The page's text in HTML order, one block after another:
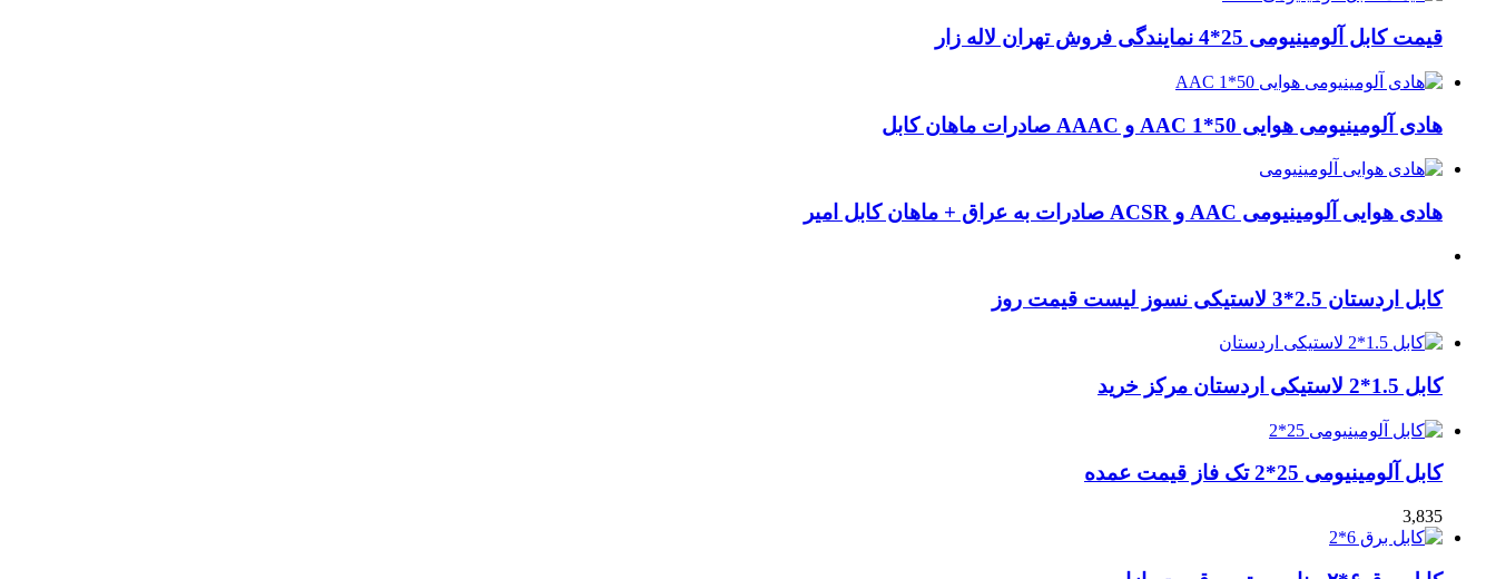
قیمت کابل آلومینیومی 25*4 نمایندگی فروش تهران لاله زار
هادی آلومینیومی هوایی 50*1 AAC و AAAC صادرات ماهان کابل
هادی هوایی آلومینیومی AAC و ACSR صادرات به عراق + ماهان کابل امیر
کابل اردستان 2.5*3 لاستیکی نسوز لیست قیمت روز
کابل 1.5*2 لاستیکی اردستان مرکز خرید
کابل آلومینیومی 25*2 تک فاز قیمت عمده
3,835